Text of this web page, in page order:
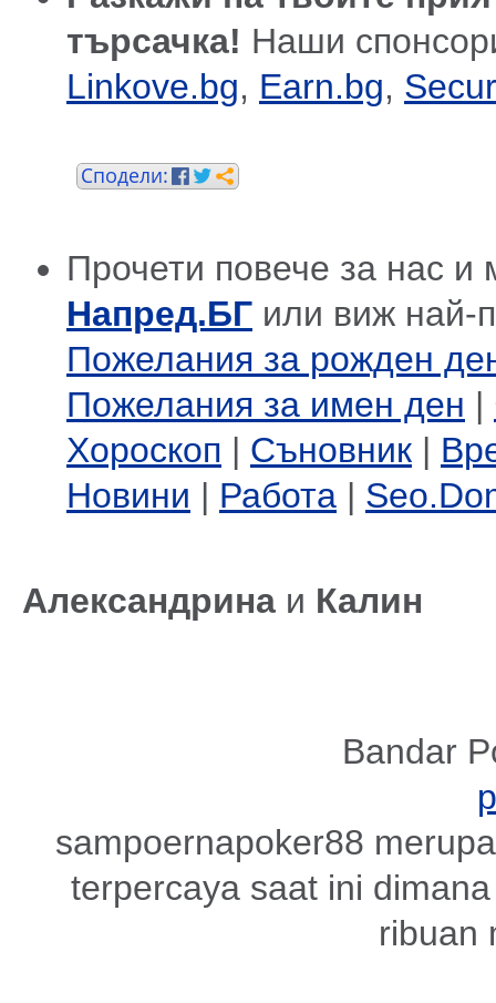
търсачка! Наши
Linkove.bg, Earn.bg,
Прочети повече за нас и
Напред.БГ или виж най-
Пожелания за рожден
Пожелания за имен ден |
Хороскоп | Съновник |
Новини | Работа |
Александрина и Калин
Bandar
sampoernapoker88
terpercaya saat ini
ribuan